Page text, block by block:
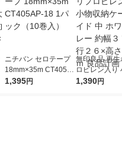
ニチバン セロテープ
18mm×35m CT405A
P-18 1パック（10巻
1,395円
無印良品 再生
ロピレン入り
納ケース ワイ
1,390円